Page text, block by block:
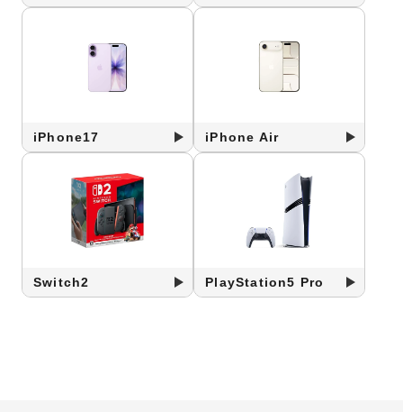
iPhone17 iPhone Air
Switch2 PlayStation5 Pro